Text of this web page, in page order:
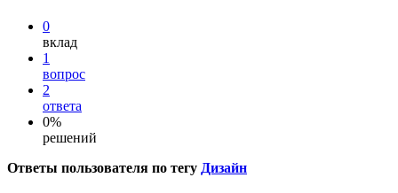
0
вклад
1
вопрос
2
ответа
0%
решений
Ответы пользователя по тегу Дизайн